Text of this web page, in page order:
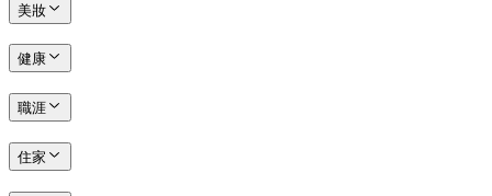
美妝
健康
職涯
住家